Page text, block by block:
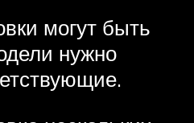
могут быть
нужно